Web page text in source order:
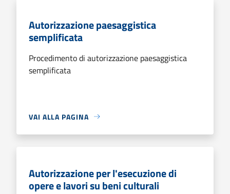
Autorizzazione paesaggistica
semplificata
Procedimento di autorizzazione paesaggistica
semplificata
VAI ALLA PAGINA
Autorizzazione per l'esecuzione di
opere e lavori su beni culturali